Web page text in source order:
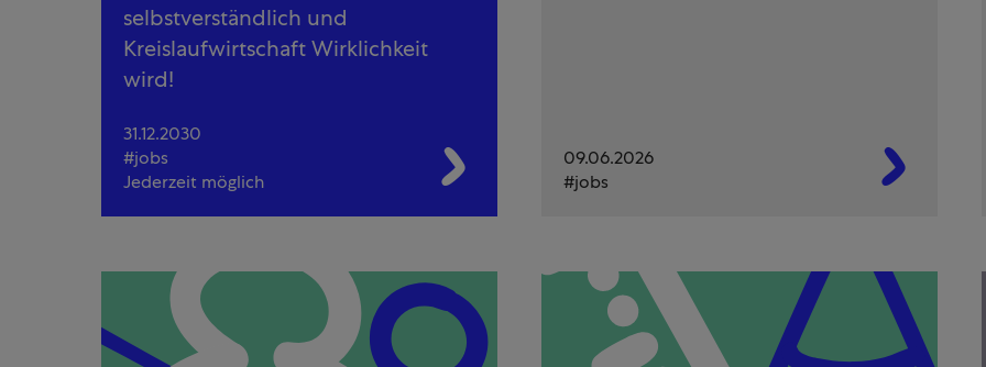
selbstverständlich und
Kreislaufwirtschaft Wirklichkeit
wird!
31.12.2030
jobs
Jederzeit möglich
09.06.2026
jobs